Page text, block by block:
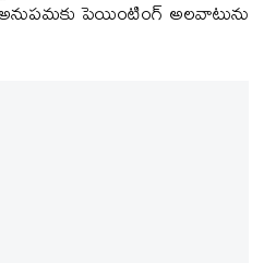
పెయింటింగ్ అలవాటును